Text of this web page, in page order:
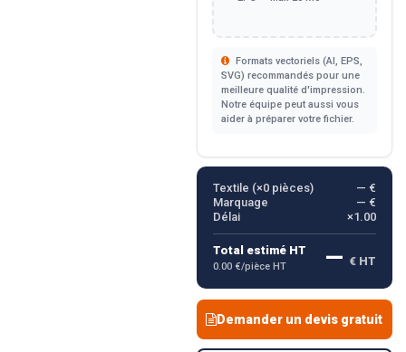
Formats vectoriels (AI, EPS,
SVG) recommandés pour une
meilleure qualité d'impression.
Notre équipe peut aussi vous
aider à préparer votre fichier.
Textile (×0pièces)
— €
Marquage
— €
Délai
×1.00
Total estimé HT
0.00 €/pièce HT — € HT
Demander un devis gratuit